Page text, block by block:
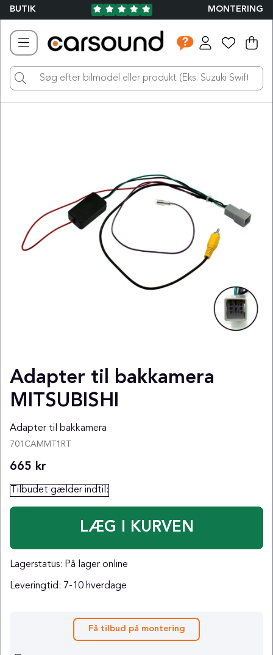
BUTIK MONTERING
.
Adapter til bakkamera
MITSUBISHI
Adapter til bakkamera
701CAMMT1RT
665 kr
Tilbudet gælder indtil:
Lagerstatus: På lager online
Leveringtid: 7-10 hverdage
Få tilbud på montering